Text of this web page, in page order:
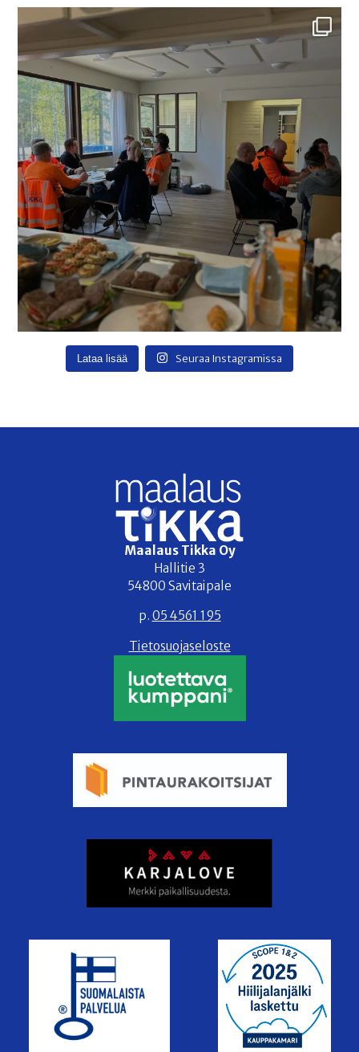
Tällä viikolla kokoonnuimme porukalla aamiaisen...
Lataa lisää Seuraa Instagramissa
Maalaus Tikka Oy
Hallitie 3
54800 Savitaipale
p. 05 4561 195
Tietosuojaseloste